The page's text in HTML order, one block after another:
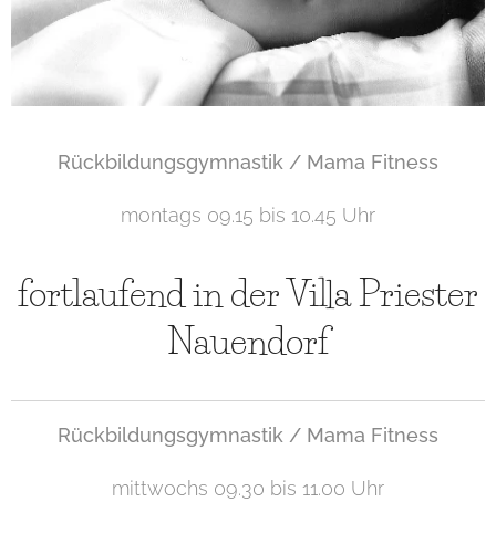
Rückbildungsgymnastik / Mama Fitness
montags 09.15 bis 10.45 Uhr
fortlaufend in der Villa Priester
Nauendorf
Rückbildungsgymnastik / Mama Fitness
mittwochs 09.30 bis 11.00 Uhr